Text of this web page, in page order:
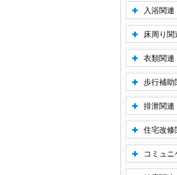
入浴関連
床周り関
衣類関連
歩行補助
排泄関連
住宅改修
コミュニ